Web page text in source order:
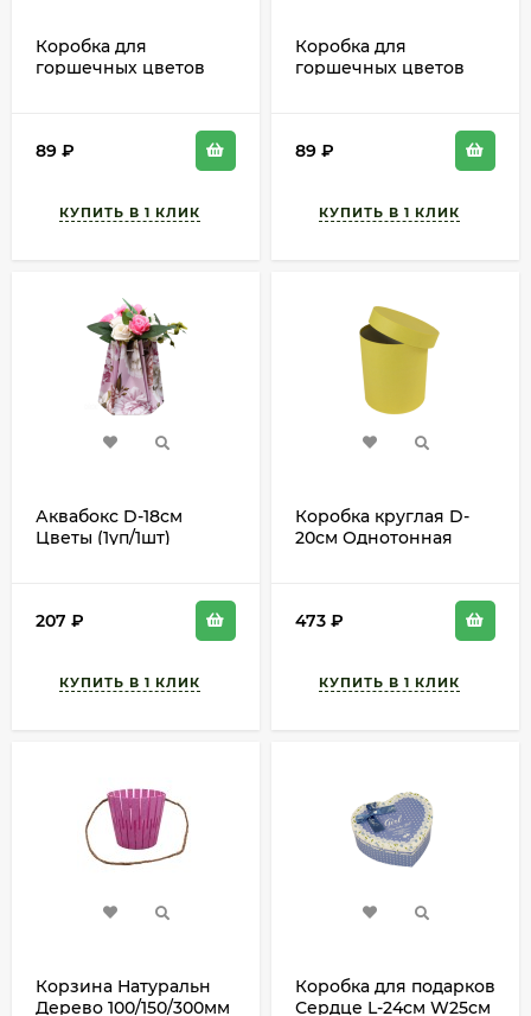
Коробка для
горшечных цветов
89 ₽
Коробка для
горшечных цветов
89 ₽
Аквабокс D-18см
Цветы (1уп/1шт)
207 ₽
Коробка круглая D-
20см Однотонная
473 ₽
Корзина Натуральн
Дерево 100/150/300мм
Коробка для подарков
Сердце L-24см W25см